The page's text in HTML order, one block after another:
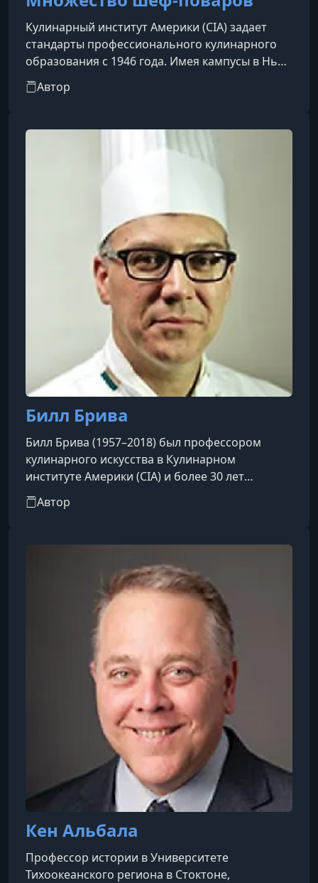
Кулинарный институт Америки (CIA) задает
стандарты профессионального кулинарного
образования с 1946 года. Имея кампусы в Нью-
Йорке, Калифорнии, Техасе и Сингапуре, CIA
предлагает бакалаврские программы по
кулинарной науке, управлению пищевым
бизнесом и гостиничным делом;
ассоциированные степени по кулинарному
искусству и выпечке; программы для
для профессионалов и люб
Автор
Билл Брива
Билл Брива (1957–2018) был профессором
кулинарного искусства в Кулинарном
институте Америки (CIA) и более 30 лет
работал в индустрии гостеприимства как
профессиональный шеф-повар и кулинарный
Collection Winery в Напа-Вэлли, Калифорния,
исполнительным шеф-поваром ресторана The
Wine Spectator в CIA в Грейстоуне и членом
правления фермерского рынка Сент-Хелена. В
составе группы по обслуживанию индустрии в
Автор
Кен Альбала
Профессор истории в Университете
Тихоокеанского региона в Стоктоне,